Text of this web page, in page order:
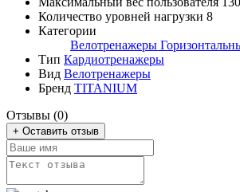
Количество уровней нагрузки 8
Категории
Велотренажеры
Тип Кардиотренажеры
Вид Велотренажеры
Бренд TITANIUM
Отзывы (0)
+ Оставить отзыв